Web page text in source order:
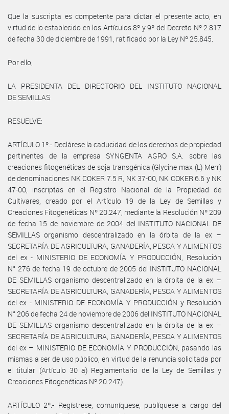
Que la suscripta es competente para dictar el presente acto, en
virtud de lo establecido en los Artículos 8º y 9º del Decreto Nº 2.817
de fecha 30 de diciembre de 1991, ratificado por la Ley Nº 25.845.
Por ello,
LA PRESIDENTA DEL DIRECTORIO DEL INSTITUTO NACIONAL
DE SEMILLAS
RESUELVE:
ARTÍCULO 1º.- Declárese la caducidad de los derechos de propiedad
pertinentes de la empresa SYNGENTA AGRO S.A. sobre las
creaciones fitogenéticas de soja transgénica (Glycine max (L) Merr)
de denominaciones NK COKER 7.5 R, NK 37-00, NK COKER 6.6 y NK
47-00, inscriptas en el Registro Nacional de la Propiedad de
Cultivares, creado por el Artículo 19 de la Ley de Semillas y
Creaciones Fitogenéticas Nº 20.247, mediante la Resolución Nº 209
de fecha 15 de noviembre de 2004 del INSTITUTO NACIONAL DE
SEMILLAS organismo descentralizado en la órbita de la ex –
SECRETARÍA DE AGRICULTURA, GANADERÍA, PESCA Y ALIMENTOS
del ex - MINISTERIO DE ECONOMÍA Y PRODUCCIÓN, Resolución
N° 276 de fecha 19 de octubre de 2005 del INSTITUTO NACIONAL
DE SEMILLAS organismo descentralizado en la órbita de la ex –
SECRETARÍA DE AGRICULTURA, GANADERÍA, PESCA Y ALIMENTOS
del ex - MINISTERIO DE ECONOMÍA Y PRODUCCIÓN y Resolución
N° 206 de fecha 24 de noviembre de 2006 del INSTITUTO NACIONAL
DE SEMILLAS organismo descentralizado en la órbita de la ex –
SECRETARÍA DE AGRICULTURA, GANADERÍA, PESCA Y ALIMENTOS
del ex – MINISTERIO DE ECONOMÍA Y PRODUCCIÓN, pasando las
mismas a ser de uso público, en virtud de la renuncia solicitada por
el titular (Artículo 30 a) Reglamentario de la Ley de Semillas y
Creaciones Fitogenéticas Nº 20.247).
ARTÍCULO 2º.- Regístrese, comuníquese, publíquese a cargo del